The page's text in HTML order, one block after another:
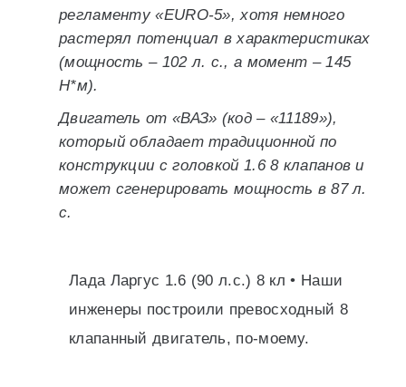
регламенту «EURO-5», хотя немного
растерял потенциал в характеристиках
(мощность – 102 л. с., а момент – 145
Н*м).
Двигатель от «ВАЗ» (код – «11189»),
который обладает традиционной по
конструкции с головкой 1.6 8 клапанов и
может сгенерировать мощность в 87 л.
с.
Лада Ларгус 1.6 (90 л.с.) 8 кл • Наши
инженеры построили превосходный 8
клапанный двигатель, по-моему.